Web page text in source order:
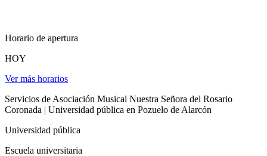
Horario de apertura
HOY
Ver más horarios
Servicios de Asociación Musical Nuestra Señora del Rosario
Coronada | Universidad pública en Pozuelo de Alarcón
Universidad pública
Escuela universitaria